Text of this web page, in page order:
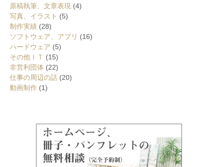
原稿執筆、文章表現 (4)
写真、イラスト (5)
制作実績 (28)
ソフトウェア、アプリ (16)
ハードウェア (5)
その他ＩＴ (15)
非営利団体 (22)
仕事の周辺の話 (20)
動画制作 (1)